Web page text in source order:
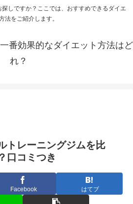
しですか？ここでは、おすすめできるダイエ
法をご紹介します。
番効果的なダイエット方法はど
れ？
トレーニングジムを比
口コミつき
Facebook はてブ